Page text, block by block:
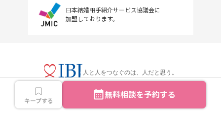
キープする 無料相談を予約する
日本結婚相手紹介サービス協議会に
加盟しております。
人と人をつなぐのは、人だと思う。